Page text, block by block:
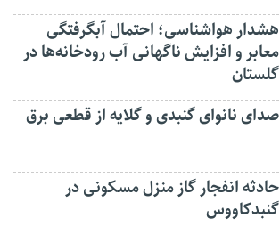
هشدار هواشناسی؛ احتمال آبگرفتگی
معابر و افزایش ناگهانی آب رودخانه‌ها در
گلستان
صدای نانوای گنبدی و گلایه از قطعی برق
حادثه انفجار گاز منزل مسکونی در
گنبدکاووس